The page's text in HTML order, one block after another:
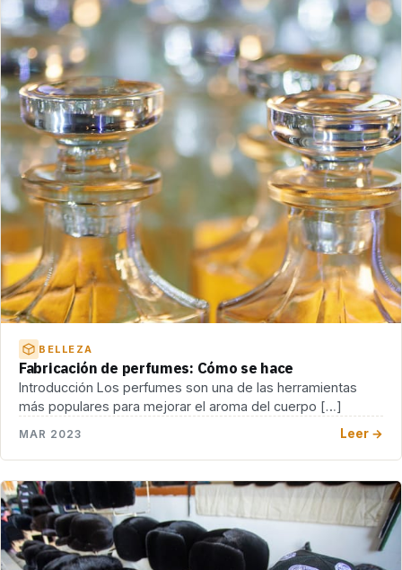
BELLEZA
Fabricación de perfumes: Cómo se hace
Introducción Los perfumes son una de las herramientas
más populares para mejorar el aroma del cuerpo […]
MAR 2023 Leer →